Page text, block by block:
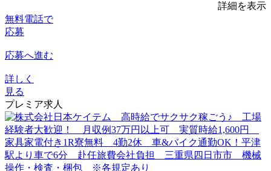
詳細を表示
無料電話で
応募
応募へ進む
詳しく
見る
プレミア求人